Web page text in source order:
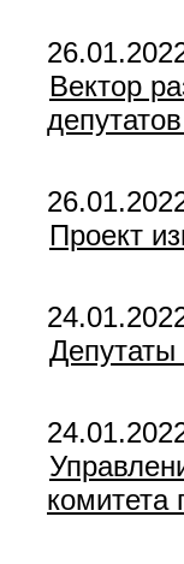
Вектор
Проект
Депутаты
комитета